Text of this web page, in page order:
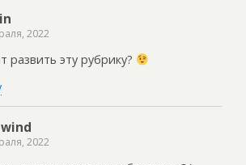
2022
развить эту рубрику?
2022